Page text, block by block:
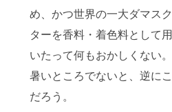
め、かつ世界の一大ダマス
ターを香料・着色料として
いたって何もおかしくない。
暑いところでないと、逆に
だろう。